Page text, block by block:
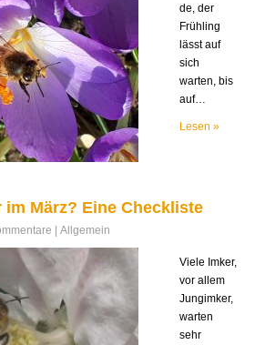
de, der
Frühling
lässt auf
sich
warten, bis
auf…
Lesen »
im März? Eine Checkliste
Allgemein
Viele Imker,
vor allem
Jungimker,
warten
sehr